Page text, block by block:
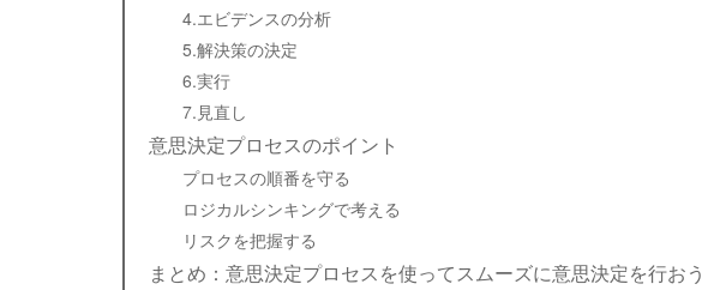
4.エビデンスの分析
5.解決策の決定
6.実行
7.見直し
意思決定プロセスのポイント
プロセスの順番を守る
ロジカルシンキングで考える
リスクを把握する
まとめ：意思決定プロセスを使ってスムーズに意思決定を行おう